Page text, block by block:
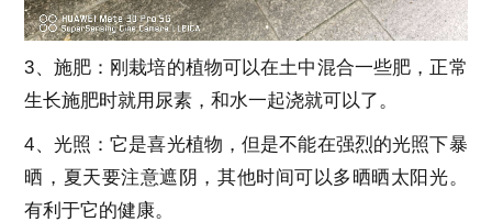
3、施肥：刚栽培的植物可以在土中混合一些肥，正常
生长施肥时就用尿素，和水一起浇就可以了。
4、光照：它是喜光植物，但是不能在强烈的光照下暴
晒，夏天要注意遮阴，其他时间可以多晒晒太阳光。
有利于它的健康。